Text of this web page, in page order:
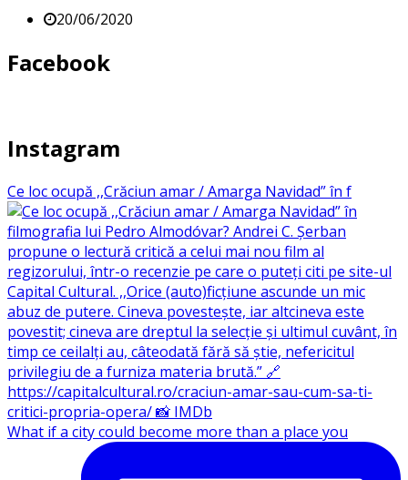
20/06/2020
Facebook
Instagram
Ce loc ocupă ,,Crăciun amar / Amarga Navidad” în f
What if a city could become more than a place you